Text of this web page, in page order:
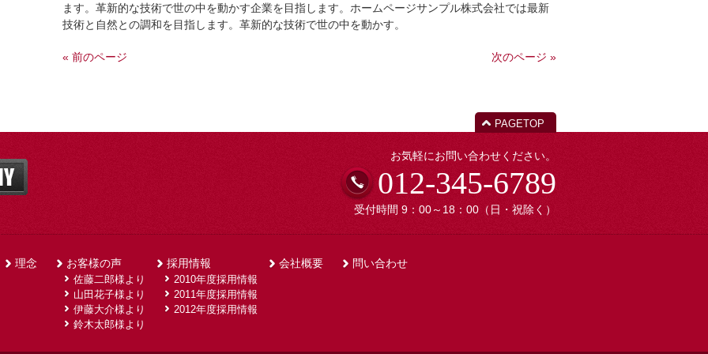
ます。革新的な技術で世の中を動かす企業を目指します。ホームページサンプル株式会社では最新
技術と自然との調和を目指します。革新的な技術で世の中を動かす。
« 前のページ 次のページ »
PAGETOP
お気軽にお問い合わせください。
012-345-6789
受付時間 9：00～18：00（日・祝除く）
理念
お客様の声
佐藤二郎様より
山田花子様より
伊藤大介様より
鈴木太郎様より
採用情報
2010年度採用情報
2011年度採用情報
2012年度採用情報
会社概要 問い合わせ